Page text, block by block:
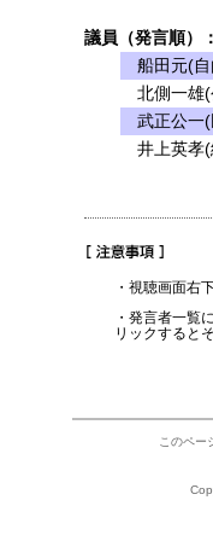
議員（発言順）：
船田元(自
北側一雄(
武正公一(
井上英孝(
・視聴画面右
・発言者一覧
リックすると
このペー